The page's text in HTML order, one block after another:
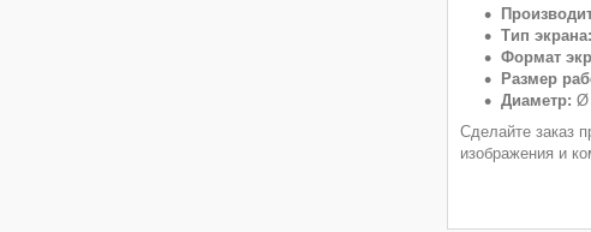
Тип экрана:
Формат
Размер
Диаметр: Ø
Сделайте заказ
изображения и